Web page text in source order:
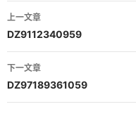
文
章
导
航
上一文章
DZ9112340959
下一文章
DZ97189361059